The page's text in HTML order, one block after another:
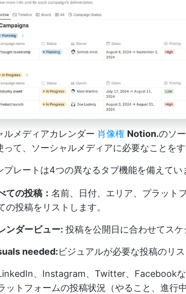
ルメディアカレンダー 肖像権 Notion.のソ
って、ソーシャルメディアに必要なことをす
プレートは4つの異なるタブ機能を備えてい
ての投稿： 名前、日付、エリア、プラット
の投稿をリストします。
ンダービュー: 投稿を公開日に合わせてスケ
needed:ビジュアルが必要な投稿のリス
、Instagram、Twitter、Facebookな
ットフォームの投稿状況（やること、進行